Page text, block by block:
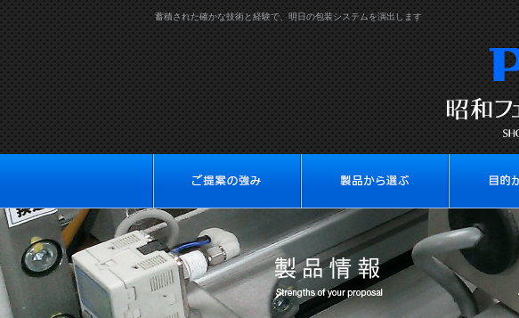
蓄積された確かな技術と経験で、明日の包装システムを演出します